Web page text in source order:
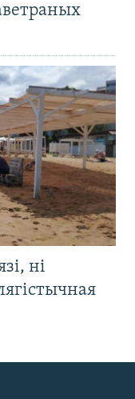
ні